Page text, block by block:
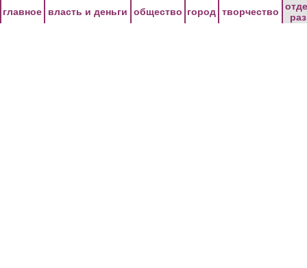
главное власть и деньги общество город творчество